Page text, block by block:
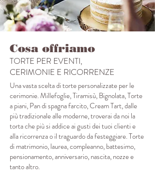
Cosa offriamo
TORTE PER EVENTI,
CERIMONIE E RICORRENZE
Una vasta scelta di torte personalizzate per le
cerimonie. Millefoglie, Tiramisù, Bignolata, Torte
a piani, Pan di spagna farcito, Cream Tart, dalle
più tradizionale alle moderne, troverai da noi la
torta che più si addice ai gusti dei tuoi clienti e
alla ricorrenza o il traguardo da festeggiare. Torte
di matrimonio, laurea, compleanno, battesimo,
pensionamento, anniversario, nascita, nozze e
tanto altro.